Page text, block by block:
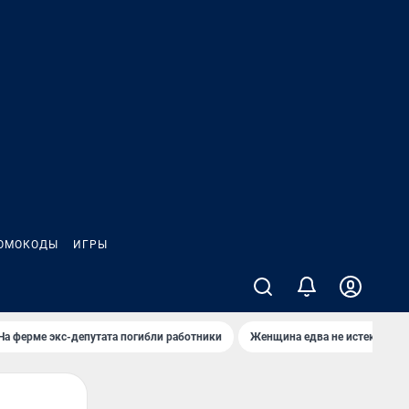
ИГРЫ
ферме экс-депутата погибли работники Женщина едва не истекла